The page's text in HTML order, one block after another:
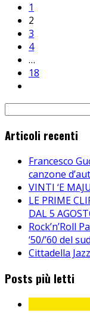
1
2
3
4
…
18
Articoli recenti
Francesco
canzone
VINTI ‘E
LE PRIME
DAL 5
Rock’n’Roll
‘50/’60 del
Cittadella
Posts più letti